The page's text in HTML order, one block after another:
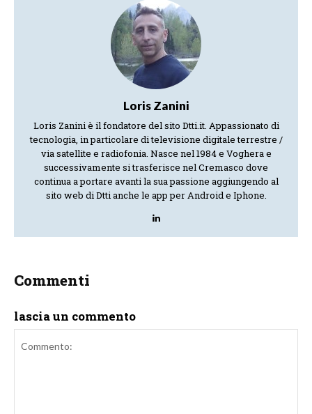
Loris Zanini
Loris Zanini è il fondatore del sito Dtti.it. Appassionato di
tecnologia, in particolare di televisione digitale terrestre /
via satellite e radiofonia. Nasce nel 1984 e Voghera e
successivamente si trasferisce nel Cremasco dove
continua a portare avanti la sua passione aggiungendo al
sito web di Dtti anche le app per Android e Iphone.
Commenti
lascia un commento